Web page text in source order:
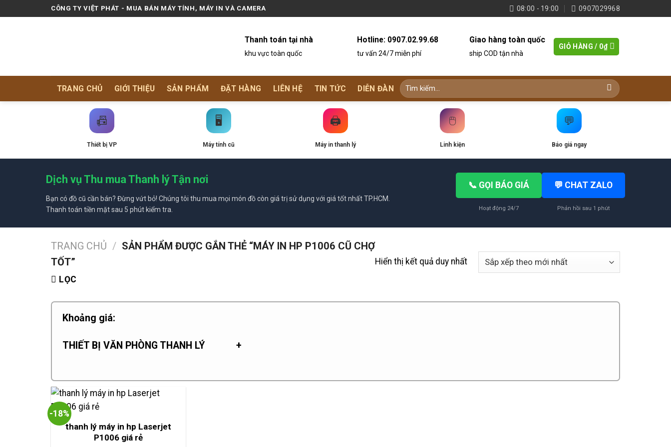
to
CÔNG TY VIỆT PHÁT - MUA BÁN MÁY TÍNH, MÁY IN VÀ CAMERA 08:00 - 19:00 0907029968
Thanh toán tại nhà
khu vực toàn quốc
Hotline: 0907.02.99.68
tư vấn 24/7 miễn phí
Giao hàng toàn quốc
ship COD tận nhà
GIỎ HÀNG / 0₫
TRANG CHỦ GIỚI THIỆU SẢN PHẨM ĐẶT HÀNG LIÊN HỆ TIN TỨC DIỄN ĐÀN
📠
Thiết bị VP
🖥️
Máy tính cũ
🖨️
Máy in thanh lý
🖱️
Linh kiện
💬
Báo giá ngay
Dịch vụ Thu mua Thanh lý Tận nơi
Bạn có đồ cũ cần bán? Đừng vứt bỏ! Chúng tôi thu mua mọi món đồ còn giá trị sử dụng với giá tốt nhất TP.HCM.
Thanh toán tiền mặt sau 5 phút kiểm tra.
📞 GỌI BÁO GIÁ
Hoạt động 24/7
💬 CHAT ZALO
Phản hồi sau 1 phút
TRANG CHỦ / SẢN PHẨM ĐƯỢC GẮN THẺ “MÁY IN HP P1006 CŨ CHỢ
TỐT”
LỌC
Hiển thị kết quả duy nhất
Khoảng giá:
THIẾT BỊ VĂN PHÒNG THANH LÝ +
-18%
thanh lý máy in hp Laserjet
P1006 giá rẻ